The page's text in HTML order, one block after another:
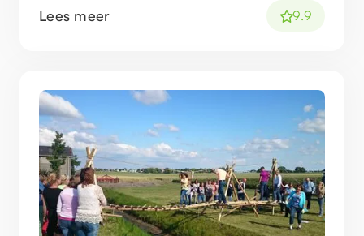
Lees meer
9.9